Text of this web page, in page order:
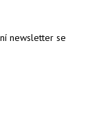
newsletter se